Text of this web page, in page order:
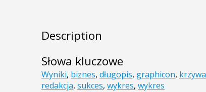
Description
Słowa kluczowe
Wyniki, biznes, długopis, graphicon, krzywa
redakcja, sukces, wykres, wykres